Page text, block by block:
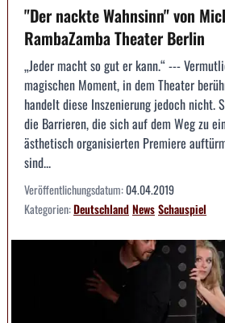
"Der nackte Wahnsinn" von
RambaZamba Theater Berlin
„Jeder macht so gut er kann.“ ---
magischen Moment, in dem Theater
handelt diese Inszenierung jedoch nicht.
die Barrieren, die sich auf dem Weg zu
ästhetisch organisierten Premiere
sind...
Veröffentlichungsdatum:04.04.2019
Kategorien:DeutschlandNewsSchauspiel